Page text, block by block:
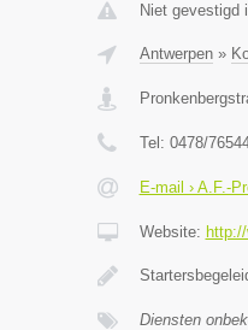
Niet gevestigd
Antwerpen»
Tel: 0478/
E-mail › A.F.-
Website:
Diensten